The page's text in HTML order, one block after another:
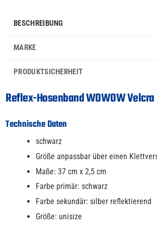
BESCHREIBUNG
MARKE
PRODUKTSICHERHEIT
Reflex-Hosenband WOWOW Velcra
Technische Daten
schwarz
Größe anpassbar über einen
Maße: 37 cm x 2,5 cm
Farbe primär: schwarz
Farbe sekundär: silber reflektierend
Größe: unisize